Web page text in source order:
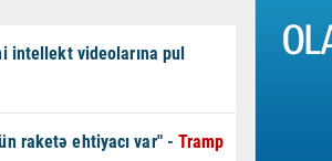
intellekt videolarına pul
raketə ehtiyacı var" -Tramp